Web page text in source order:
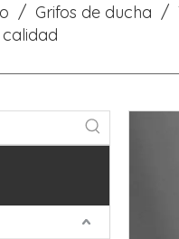
/ Grifos de ducha /